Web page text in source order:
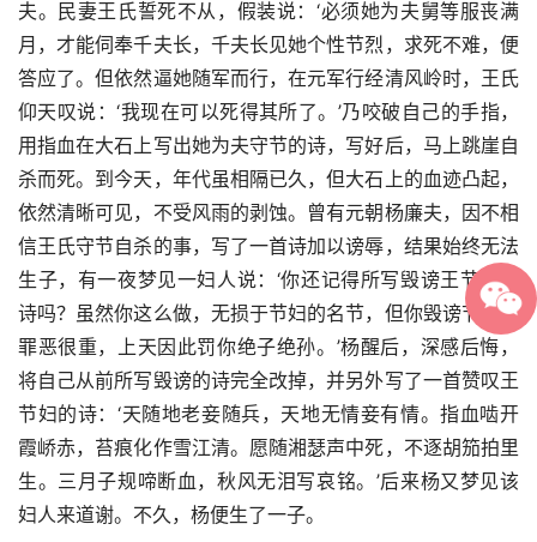
夫。民妻王氏誓死不从，假装说：‘必须她为夫舅等服丧满
月，才能伺奉千夫长，千夫长见她个性节烈，求死不难，便
答应了。但依然逼她随军而行，在元军行经清风岭时，王氏
仰天叹说：‘我现在可以死得其所了。’乃咬破自己的手指，
用指血在大石上写出她为夫守节的诗，写好后，马上跳崖自
杀而死。到今天，年代虽相隔已久，但大石上的血迹凸起，
依然清晰可见，不受风雨的剥蚀。曾有元朝杨廉夫，因不相
信王氏守节自杀的事，写了一首诗加以谤辱，结果始终无法
生子，有一夜梦见一妇人说：‘你还记得所写毁谤王节妇的
诗吗？虽然你这么做，无损于节妇的名节，但你毁谤节义，
罪恶很重，上天因此罚你绝子绝孙。’杨醒后，深感后悔，
将自己从前所写毁谤的诗完全改掉，并另外写了一首赞叹王
节妇的诗：‘天随地老妾随兵，天地无情妾有情。指血啮开
霞峤赤，苔痕化作雪江清。愿随湘瑟声中死，不逐胡笳拍里
生。三月子规啼断血，秋风无泪写哀铭。’后来杨又梦见该
妇人来道谢。不久，杨便生了一子。